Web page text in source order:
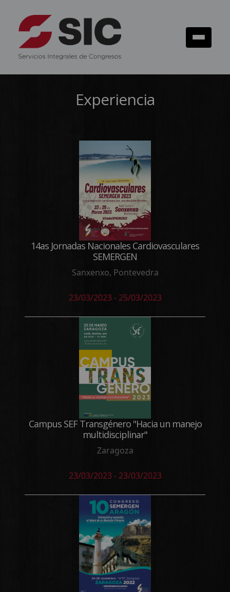
Experiencia
14as Jornadas Nacionales Cardiovasculares
SEMERGEN
Sanxenxo, Pontevedra
23/03/2023 - 25/03/2023
Campus SEF Transgénero "Hacia un manejo
multidisciplinar"
Zaragoza
23/03/2023 - 23/03/2023